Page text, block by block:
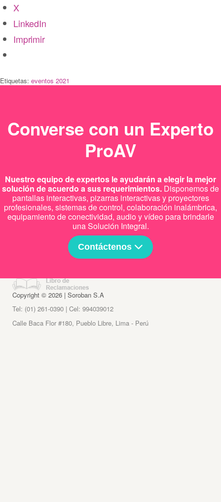
X
LinkedIn
Imprimir
Etiquetas: eventos 2021
Converse con un Experto
ProAV
Nuestro equipo de expertos le ayudarán a elegir la mejor
solución de acuerdo a sus requerimientos. Disponemos de
pantallas interactivas, pizarras interactivas y proyectores
profesionales, sistemas de control, colaboración inalámbrica,
equipamiento de conectividad, audio y vídeo para brindarle
una Solución Integral.
Contáctenos
Copyright © 2026 | Soroban S.A
Tel: (01) 261-0390 | Cel: 994039012
Calle Baca Flor #180, Pueblo Libre, Lima - Perú